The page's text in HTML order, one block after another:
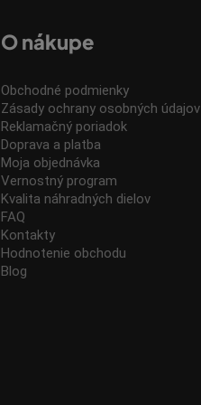
O nákupe
Obchodné podmienky
Zásady ochrany osobných údajov
Reklamačný poriadok
Doprava a platba
Moja objednávka
Vernostný program
Kvalita náhradných dielov
FAQ
Kontakty
Hodnotenie obchodu
Blog